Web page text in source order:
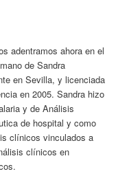
adentramos ahora en el
de Sandra
en Sevilla, y licenciada
en 2005. Sandra hizo
y de Análisis
de hospital y como
clínicos vinculados a
clínicos en